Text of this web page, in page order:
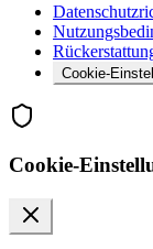
Cookie-
Cookie-